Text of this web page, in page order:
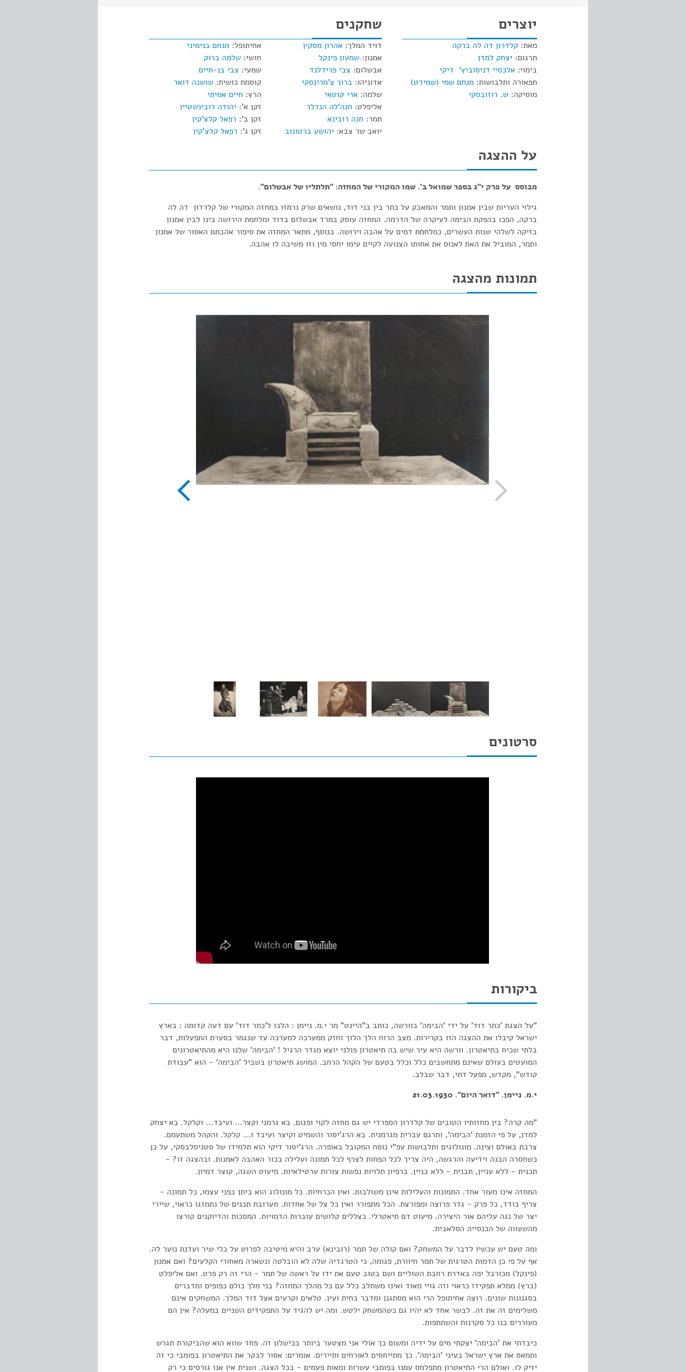
יוצרים
מאת: קלדרון דה לה ברקה
תרגום: יצחק למדן
בימוי: אלכסיי דניסוביץ' דיקי
תפאורה ותלבושות: מנחם שמי (שמידט)
מוסיקה: ש. רוזובסקי
שחקנים
דויד המלך: אהרון מסקין
אמנון: שמעון פינקל
אבשלום: צבי פרידלנד
אדוניהו: ברוך צ'מרינסקי
שלמה: ארי קוטאי
אליפלט: חנה'לה הנדלר
תמר: חנה רובינא
יואב שר צבא: יהושע ברטונוב
אחיתופל: מנחם בנימיני
חושי: שלמה ברוק
שמעי: צבי בן-חיים
קוסמת כושית: שושנה דואר
הרץ: חיים אמיתי
זקן א': יהודה רובינשטיין
זקן ב': רפאל קלצ'קין
זקן ג': רפאל קלצ'קין
על ההצגה
מבוסס על פרק י"ג בספר שמואל ב'. שמו המקורי של המחזה: "תלתליו של אבשלום".
גילוי העריות שבין אמנון ותמר והמאבק על כתר בין בני דוד, נושאים שרק נרמזו במחזה המקורי של קלרדון דה לה
ברקה, הפכו בהפקת הבימה לעיקרה של הדרמה. המחזה עוסק במרד אבשלום בדוד ומלחמת הירושה בינו לבין אמנון
בזיקה לשלהי שנות העשרים, כמלחמת דמים על אהבה וירושה. בנוסף, מתאר המחזה את סיפור אהבתם האסור של אמנון
ותמר, המוביל את האח לאנוס את אחותו הצנועה לקיים עימו יחסי מין וזו משיבה לו אהבה.
תמונות מהצגה
סרטונים
ביקורות
"על הצגת 'כתר דוד' על ידי 'הבימה' בוורשה, כותב ב"היינט" מר י.מ. ניימן : הלכו ל'כתר דוד' עם דעה קדומה : בארץ
ישראל קיבלו את ההצגה הזו בקרירות. מצב הרוח הלך הלוך וחזק ממערכה למערכה עד שנגמר בסערת התפעלות, דבר
בלתי שכיח בתיאטרון. וורשה היא עיר שיש בה תיאטרון פולני יוצא מגדר הרגיל ! 'הבימה' שלנו היא מהתיאטרונים
המועטים בעולם שאינם מתחשבים כלל וכלל בטעם של הקהל הרחב. המושג תיאטרון בשביל 'הבימה' - הוא "עבודת
קודש", מקדש, מפעל דתי, דבר שבלב.
י.מ. ניימן. "דואר היום". 21.03.1930
"מה קרה? בין מחזותיו הטובים של קלדרון הספרדי יש גם מחזה לקוי ופגום. בא גרמני וקצר... ועיבד... וקלקל. בא יצחק
למדן, על פי הזמנת 'הבימה', ותרגם עברית מגרמנית. בא הרג'יסור והשמיט וקיצר ועיבד ו... קלקל. והקהל משתעמם.
צרבת באולם וצינה. מונולוגים ותלבושות עפ"י נוסח המקובל באופרה. הרג'יסור דיקי הוא תלמידו של סטניסלבסקי, על כן
כשחסרה הבנה וידיעה והרגשה, היה צריך לכל הפחות לצרף לכל תמונה ועלילה בכור האהבה לאמנות. ובהצגה זו? -
תכנית - ללא עניין, תבנית - ללא בניין. ברפיון תלויות נפשות צורות ערטילאיות. מיעוט השגה, קוצר דמיון.
המחזה אינו מעור אחד. התמונות והעלילות אינן משולבות. ואין הכרחיות. כל מונולוג הוא ביתן בפני עצמו, כל תמונה -
צריף בודד, כל פרק - גדר פרוצה ומפורצת. הכל מתפורר ואין כל צל של אחדות. תערובת תכנים של נתמזגו כראוי, שיירי
יצר של נגה עליהם אור היצירה. מיעוט דם תיאטרלי. כצללים קלושים עוברות הדמויות. המסכות והדיוקנים קורצו
מהשעווה של הכנסייה הסלאבית.
ומה טעם יש עכשיו לדבר על המשחק? ואם קולה של תמר (רובינא) ערב והיא מיטיבה לפרוט על כלי שיר ועדנת נוער לה.
אף על פי כן הדמות הטרגית של תמר חיוורת, פגומה, כי הטרגדיה שלה לא הובלטה ונשארה מאחורי הקלעים? ואם אמנון
(פינקל) מכורבל יפה באדרת רחבת השוליים ושם בטוב טעם את ידו על ראשה של תמר - הרי זה רק פרט. ואם אליפלט
(ברץ) ממלא תפקידו כראוי וזה גויי מאוד ואינו משתלב כלל עם כל מהלך המחזה? בני מלך כולם כפופים ומדברים
בסגנונות שונים. רוצה אחיתופל הרי הוא מסתגנן ומדבר בחית ועין. טלאים וקרעים אצל דוד המלך. המשחקים אינם
משלימים זה את זה. לבשר אחד לא יהיו גם כשהמשחק ילטש. ומה יש להגיד על התפקידים השניים במעלה? אין הם
מעוררים בנו כל סקרנות והשתתפות.
כיבדתי את 'הבימה' יצקתי מים על ידיה ומשום כך אולי אני מצטער ביותר בכישלון זה. פחד שווא הוא שהביקורת תגרש
ותמאס את ארץ ישראל בעיני 'הבימה'. כך מתייחסים לאורחים ותיירים. אומרים: אסור לבקר את התיאטרון בפומבי כי זה
יזיק לו. ואולם הרי התיאטרון מתפלמס עמנו בפומבי עשרות ומאות פעמים - בכל הצגה. ושנית אין אנו גורסים כי רק